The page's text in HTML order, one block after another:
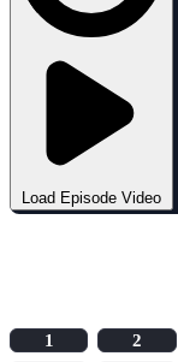
Load Episode Video
1
2